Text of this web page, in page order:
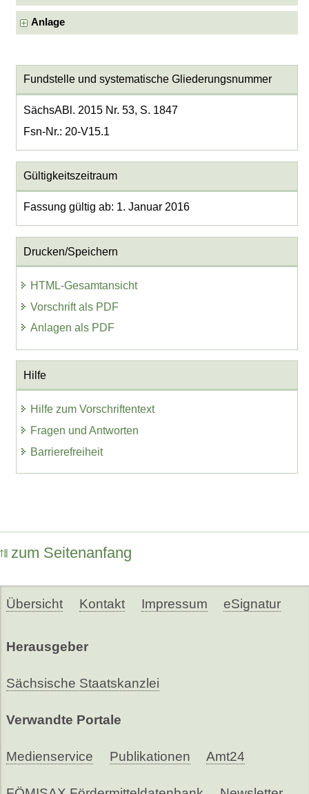
Anlage
Fundstelle und systematische Gliederungsnummer
SächsABl. 2015 Nr. 53, S. 1847
Fsn-Nr.: 20-V15.1
Gültigkeitszeitraum
Fassung gültig ab: 1. Januar 2016
Drucken/Speichern
HTML-Gesamtansicht
Vorschrift als PDF
Anlagen als PDF
Hilfe
Hilfe zum Vorschriftentext
Fragen und Antworten
Barrierefreiheit
zum Seitenanfang
Übersicht Kontakt Impressum eSignatur
Herausgeber
Sächsische Staatskanzlei
Verwandte Portale
Medienservice Publikationen Amt24